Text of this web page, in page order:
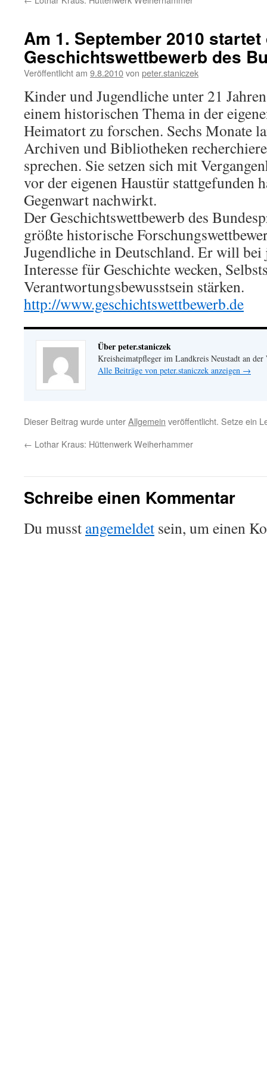
Am 1. September 2010
Geschichtswettbewerb des
Veröffentlicht am 9.8.2010von peter.staniczek
Kinder und Jugendliche unter 21
einem historischen Thema in der
Heimatort zu forschen. Sechs Monate
Archiven und Bibliotheken
sprechen. Sie setzen sich mit
vor der eigenen Haustür stattgefunden
Gegenwart nachwirkt.
Der Geschichtswettbewerb des
größte historische
Jugendliche in Deutschland. Er will bei
Interesse für Geschichte wecken,
Verantwortungsbewusstsein stärken.
http://www.­geschichtswettbe­werb.­de
Über peter.staniczek
Kreisheimatpfleger im Landkreis Neustadt an der
Alle Beiträge von peter.staniczek anzeigen →
Dieser Beitrag wurde unterAllgemein veröffentlicht. Setze ein
← Lothar Kraus: Hüttenwerk Weiherhammer
Schreibe einen Kommentar
Du musst angemeldet sein, um einen